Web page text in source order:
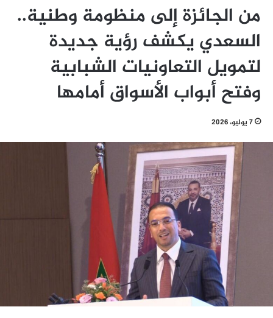
من الجائزة إلى منظومة وطنية..
السعدي يكشف رؤية جديدة
لتمويل التعاونيات الشبابية
وفتح أبواب الأسواق أمامها
7 يوليو، 2026